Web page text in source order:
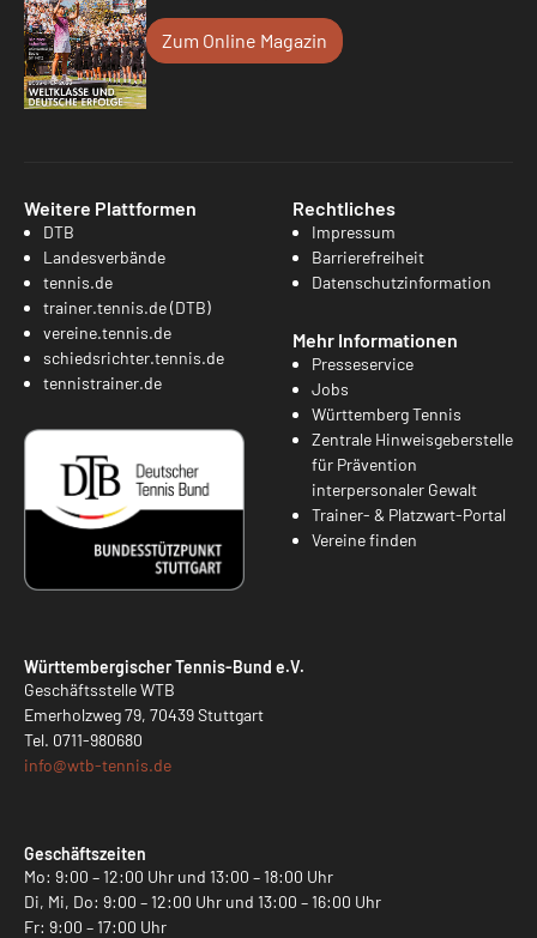
Zum Online Magazin
Weitere Plattformen
DTB
Landesverbände
tennis.de
trainer.tennis.de (DTB)
vereine.tennis.de
schiedsrichter.tennis.de
tennistrainer.de
Rechtliches
Impressum
Barrierefreiheit
Datenschutzinformation
Mehr Informationen
Presseservice
Jobs
Württemberg Tennis
Zentrale Hinweisgeberstelle
für Prävention
interpersonaler Gewalt
Trainer- & Platzwart-Portal
Vereine finden
Württembergischer Tennis-Bund e.V.
Geschäftsstelle WTB
Emerholzweg 79, 70439 Stuttgart
Tel. 0711-980680
info@wtb-tennis.de
Geschäftszeiten
Mo: 9:00 – 12:00 Uhr und 13:00 – 18:00 Uhr
Di, Mi, Do: 9:00 – 12:00 Uhr und 13:00 – 16:00 Uhr
Fr: 9:00 – 17:00 Uhr